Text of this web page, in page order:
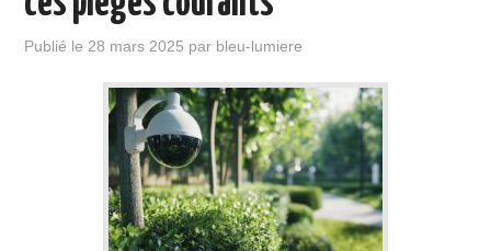
JARDIN
DÉMÉNAGEMENT
Publié le 28 mars 2025 par bleu-lumiere